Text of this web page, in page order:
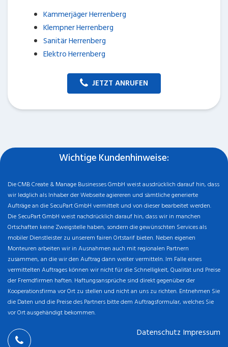
Kammerjäger Herrenberg
Klempner Herrenberg
Sanitär Herrenberg
Elektro Herrenberg
JETZT ANRUFEN
Wichtige Kundenhinweise:
Die CMB Create & Manage Businesses GmbH weist ausdrücklich darauf hin, dass
wir ledglich als Inhaber der Webseite agiereren und sämtliche generierte
Aufträge an die SecuPart GmbH vermittelt und von dieser bearbeitet werden.
Die SecuPart GmbH weist nachdrücklich darauf hin, dass wir in manchen
Ortschaften keine Zweigstelle haben, sondern die gewünschten Services als
mobiler Dienstleister zu unserem fairen Ortstarif bieten. Neben eigenen
Monteuren arbeiten wir in Ausnahmen auch mit regionalen Partnern
zusammen, an die wir den Auftrag dann weiter vermitteln. Im Falle eines
vermittelten Auftrages können wir nicht für die Schnelligkeit, Qualität und Preise
der Fremdfirmen haften. Haftungsansprüche sind direkt gegenüber der
Kooperationsfirma vor Ort zu stellen und nicht an uns zu richten. Entnehmen Sie
die Daten und die Preise des Partners bitte dem Auftragsformular, welches Sie
vor Ort ausgehändigt bekommen.
Datenschutz Impressum